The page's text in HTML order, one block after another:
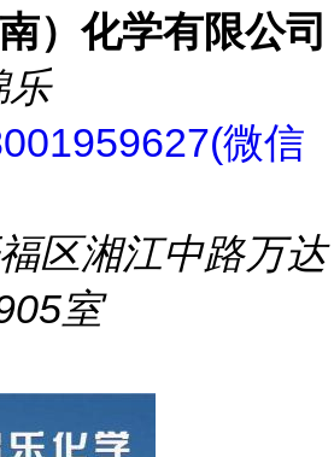
）化学有限公司
乐
微信
区湘江中路万达
室